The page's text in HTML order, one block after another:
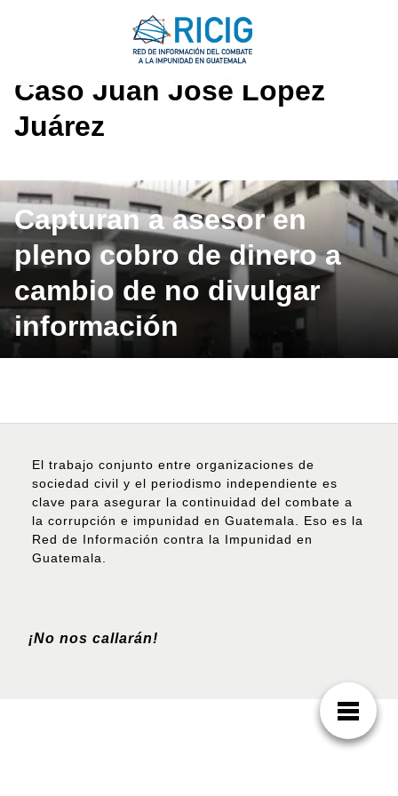
Caso Juan José López
Juárez
Capturan a asesor en
pleno cobro de dinero a
cambio de no divulgar
información
El trabajo conjunto entre organizaciones de
sociedad civil y el periodismo independiente es
clave para asegurar la continuidad del combate a
la corrupción e impunidad en Guatemala. Eso es la
Red de Información contra la Impunidad en
Guatemala.
¡No nos callarán!